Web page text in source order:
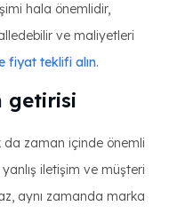
hala önemlidir,
ve maliyetleri
fiyat teklifi alın.
getirisi
da zaman içinde önemli
iletişim ve müşteri
aynı zamanda marka